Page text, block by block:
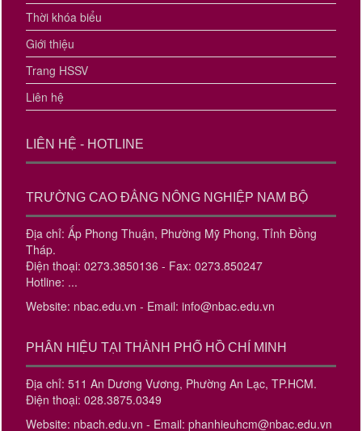
Thời khóa biểu
Giới thiệu
Trang HSSV
Liên hệ
LIÊN HỆ - HOTLINE
TRƯỜNG CAO ĐẲNG NÔNG NGHIỆP NAM BỘ
Địa chỉ: Ấp Phong Thuận, Phường Mỹ Phong, Tỉnh Đồng
Tháp.
Điện thoại: 0273.3850136 - Fax: 0273.850247
Hotline: ...
Website: nbac.edu.vn - Email: info@nbac.edu.vn
PHÂN HIỆU TẠI THÀNH PHỐ HỒ CHÍ MINH
Địa chỉ: 511 An Dương Vương, Phường An Lạc, TP.HCM.
Điện thoại: 028.3875.0349
Website: nbach.edu.vn - Email: phanhieuhcm@nbac.edu.vn